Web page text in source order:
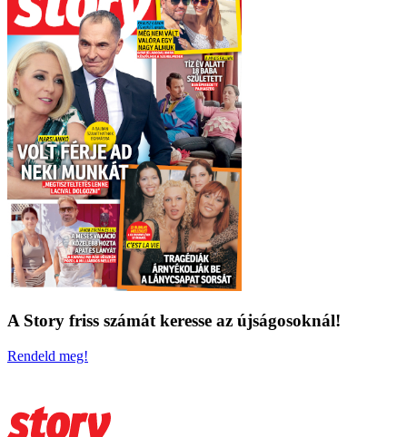
A Story friss számát keresse az újságosoknál!
Rendeld meg!